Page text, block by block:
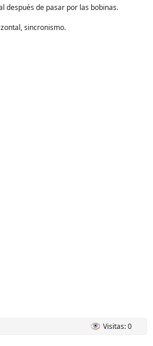
después de pasar por las bobinas.
sincronismo.
Visitas: 0